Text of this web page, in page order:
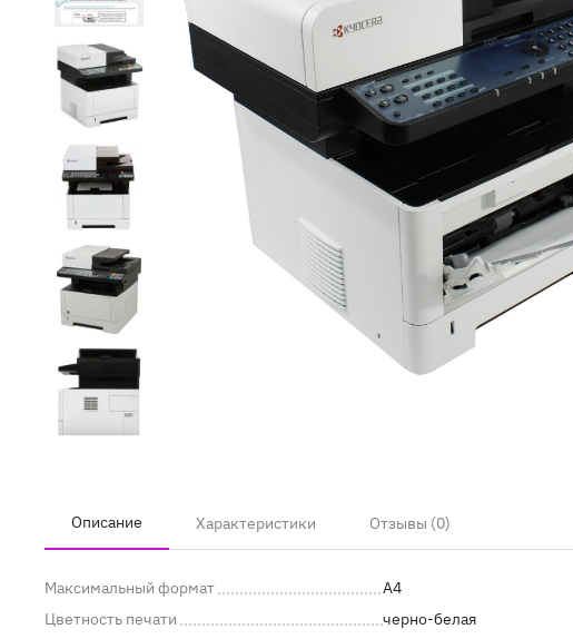
Item
Описание Характеристики Отзывы (0)
Максимальный формат
A4
Цветность печати
черно-белая